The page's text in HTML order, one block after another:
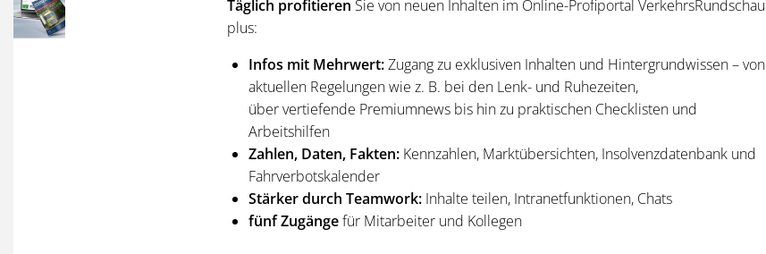
Täglich profitieren Sie von neuen Inhalten im Online-Profiportal VerkehrsRundschau
plus:
Infos mit Mehrwert:Zugang zu exklusiven Inhalten und Hintergrundwissen – von
aktuellen Regelungen wie z. B. bei den Lenk- und Ruhezeiten,
über vertiefende Premiumnews bis hin zu praktischen Checklisten und
Arbeitshilfen
Zahlen, Daten, Fakten: Kennzahlen, Marktübersichten, Insolvenzdatenbank und
Fahrverbotskalender
Stärker durch Teamwork: Inhalte teilen, Intranetfunktionen, Chats
fünf Zugängefür Mitarbeiter und Kollegen